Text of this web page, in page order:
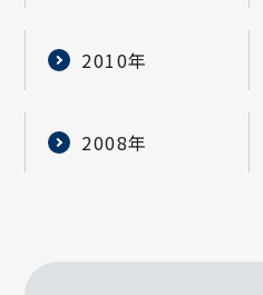
2010年
2008年